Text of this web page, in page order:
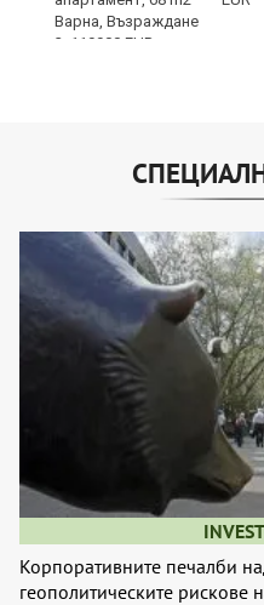
Корпоративните печалби
геополитическите рискове